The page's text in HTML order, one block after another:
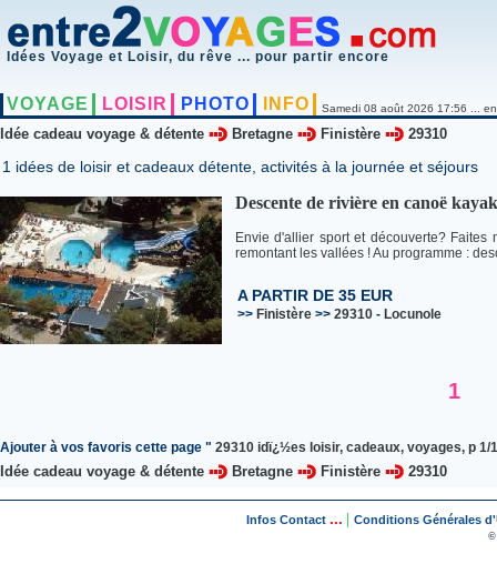
Idées Voyage et Loisir, du rêve ... pour partir encore
VOYAGE LOISIR PHOTO INFO Samedi 08 août 2026 17:56 ...
Idée cadeau voyage & détente Bretagne Finistère 29310
1 idées de loisir et cadeaux détente, activités à la journée et séjours
Descente de rivière en canoë
Envie d'allier sport et découverte?
remontant les vallées ! Au programme :
A PARTIR DE 35 EUR
>> Finistère >> 29310 - Locunole
1
Ajouter à vos favoris cette page " 29310 idï¿½es loisir, cadeaux, voyages, p 1/1
Idée cadeau voyage & détente Bretagne Finistère 29310
Infos Contact ... Conditions Générales
©